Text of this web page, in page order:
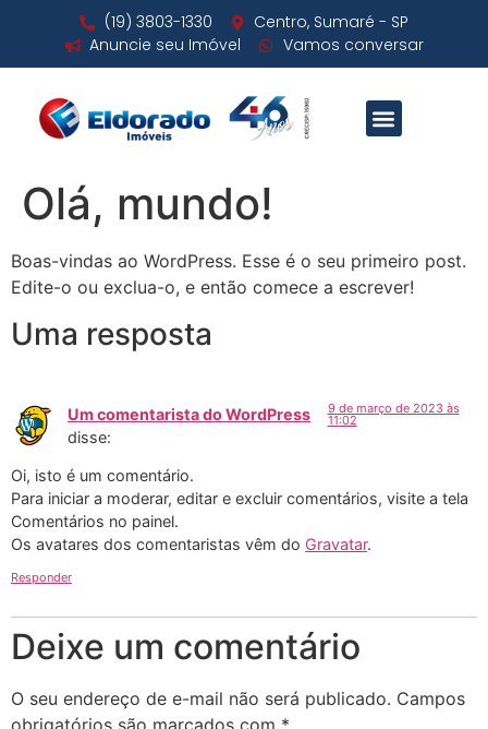
(19) 3803-1330
Centro, Sumaré - SP
Anuncie seu Imóvel
Vamos conversar
Olá, mundo!
Boas-vindas ao WordPress. Esse é o seu primeiro post.
Edite-o ou exclua-o, e então comece a escrever!
Uma resposta
Um comentarista do WordPress
disse:
9 de março de 2023 às
11:02
Oi, isto é um comentário.
Para iniciar a moderar, editar e excluir comentários, visite a tela
Comentários no painel.
Os avatares dos comentaristas vêm do Gravatar.
Responder
Deixe um comentário
O seu endereço de e-mail não será publicado. Campos
obrigatórios são marcados com *